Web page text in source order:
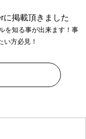
に掲載頂きました
を知る事が出来ます！事
い方必見！